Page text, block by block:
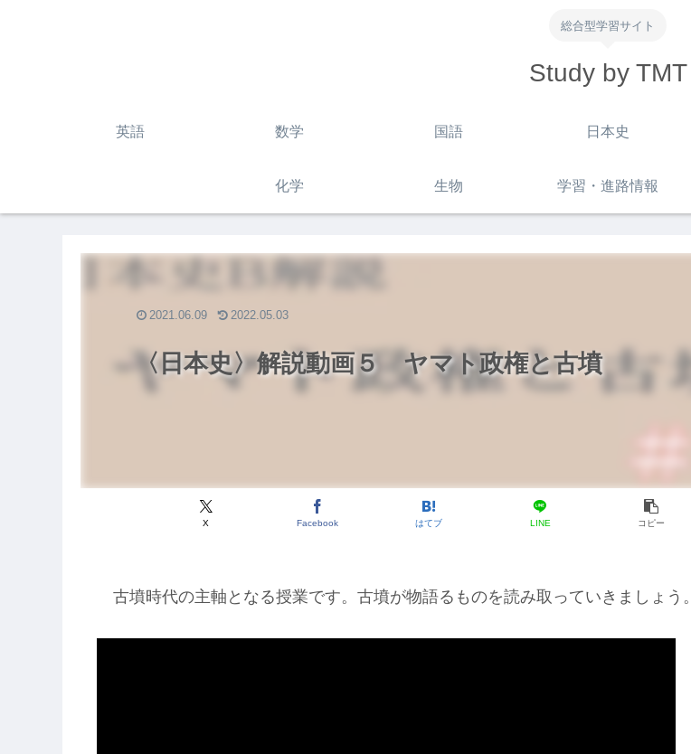
総合型学習サイト
Study by TMT
英語 数学 国語 日本史
化学 生物 学習・進路情報
〈日本史〉解説動画５ ヤマト政権と古墳
X Facebook はてブ LINE コピー
2021.06.09 2022.05.03
古墳時代の主軸となる授業です。古墳が物語るものを読み取っていきましょう。